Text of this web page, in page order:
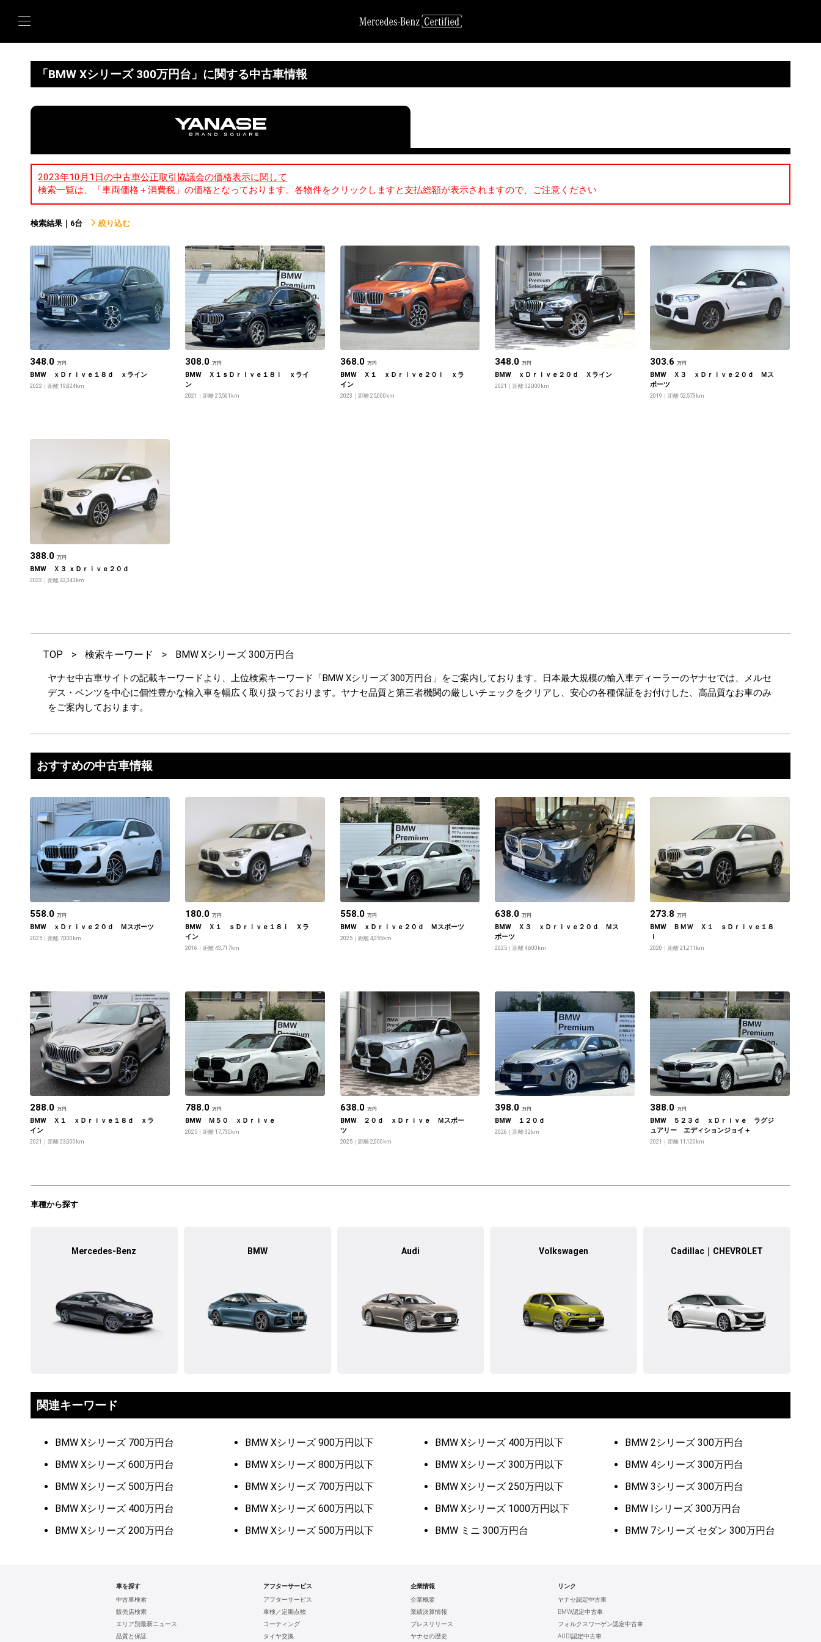
「BMW Xシリーズ 300万円台」に関する中古車情報
2023年10月1日の中古車公正取引協議会の価格表示に関して
検索一覧は、「車両価格＋消費税」の価格となっております。各物件をクリックしますと支払総額が表示されますので、ご注意ください
検索結果｜6台 絞り込む
348.0 万円
BMW ｘＤｒｉｖｅ１８ｄ ｘライン
2022 距離 19,824km
308.0 万円
BMW Ｘ１ｓＤｒｉｖｅ１８ｉ ｘライ
ン
2021 距離 25,561km
368.0 万円
BMW Ｘ１ ｘＤｒｉｖｅ２０ｉ ｘラ
イン
2023 距離 25,000km
348.0万円
BMW ｘＤｒｉｖｅ２０ｄ Ｘライン
2021 距離 32,000km
303.6万円
BMW Ｘ３ ｘＤｒｉｖｅ２０ｄ Ｍス
ポーツ
2019 距離 52,573km
388.0 万円
BMW Ｘ３ ｘＤｒｉｖｅ２０ｄ
2022 距離 42,343km
TOP > 検索キーワード > BMW Xシリーズ 300万円台
ヤナセ中古車サイトの記載キーワードより、上位検索キーワード「BMW Xシリーズ 300万円台」をご案内しております。日本最大規模の輸入車ディーラーのヤナセでは、メルセ
デス・ベンツを中心に個性豊かな輸入車を幅広く取り扱っております。ヤナセ品質と第三者機関の厳しいチェックをクリアし、安心の各種保証をお付けした、高品質なお車のみ
をご案内しております。
おすすめの中古車情報
558.0 万円
BMW ｘＤｒｉｖｅ２０ｄ Ｍスポーツ
2025 距離 7,000km
180.0 万円
BMW Ｘ１ ｓＤｒｉｖｅ１８ｉ Ｘラ
イン
2016 距離 43,717km
558.0 万円
BMW ｘＤｒｉｖｅ２０ｄ Ｍスポーツ
2025 距離 4,055km
638.0万円
BMW Ｘ３ ｘＤｒｉｖｅ２０ｄ Ｍス
ポーツ
2025 距離 4,600km
273.8万円
BMW ＢＭＷ Ｘ１ ｓＤｒｉｖｅ１８
ｉ
2020 距離 21,211km
288.0 万円
BMW Ｘ１ ｘＤｒｉｖｅ１８ｄ ｘラ
イン
2021 距離 23,000km
788.0 万円
BMW Ｍ５０ ｘＤｒｉｖｅ
2025 距離 17,730km
638.0 万円
BMW ２０ｄ ｘＤｒｉｖｅ Ｍスポー
ツ
2025 距離 2,000km
398.0万円
BMW １２０ｄ
2026 距離 32km
388.0万円
BMW ５２３ｄ ｘＤｒｉｖｅ ラグジ
ュアリー エディションジョイ＋
2021 距離 11,120km
車種から探す
Mercedes-Benz BMW Audi Volkswagen Cadillac｜CHEVROLET
関連キーワード
BMW Xシリーズ 700万円台
BMW Xシリーズ 600万円台
BMW Xシリーズ 500万円台
BMW Xシリーズ 400万円台
BMW Xシリーズ 200万円台
BMW Xシリーズ 900万円以下
BMW Xシリーズ 800万円以下
BMW Xシリーズ 700万円以下
BMW Xシリーズ 600万円以下
BMW Xシリーズ 500万円以下
BMW Xシリーズ 400万円以下
BMW Xシリーズ 300万円以下
BMW Xシリーズ 250万円以下
BMW Xシリーズ 1000万円以下
BMW ミニ 300万円台
BMW 2シリーズ 300万円台
BMW 4シリーズ 300万円台
BMW 3シリーズ 300万円台
BMW Iシリーズ 300万円台
BMW 7シリーズ セダン 300万円台
車を探す
中古車検索
販売店検索
エリア別最新ニュース
品質と保証
アフターサービス
アフターサービス
車検／定期点検
コーティング
タイヤ交換
企業情報
企業概要
業績決算情報
プレスリリース
ヤナセの歴史
リンク
ヤナセ認定中古車
BMW認定中古車
フォルクスワーゲン認定中古車
AUDI認定中古車